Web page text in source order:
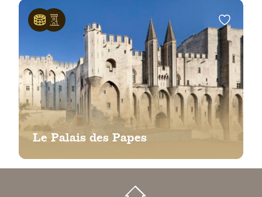
Le Palais des Papes